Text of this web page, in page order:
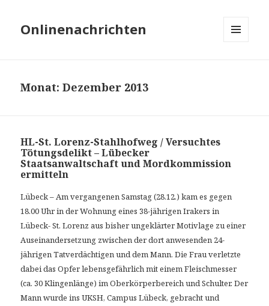
Onlinenachrichten
Monat: Dezember 2013
HL-St. Lorenz-Stahlhofweg / Versuchtes
Tötungsdelikt – Lübecker
Staatsanwaltschaft und Mordkommission
ermitteln
Lübeck – Am vergangenen Samstag (28.12.) kam es gegen
18.00Uhr in der Wohnung eines 38-jährigen Irakers in
Lübeck- St. Lorenzaus bisher ungeklärter Motivlage zu einer
Auseinandersetzung zwischender dort anwesenden 24-
jährigen Tatverdächtigen und dem Mann. DieFrau verletzte
dabei das Opfer lebensgefährlich mit einemFleischmesser
(ca. 30 Klingenlänge) im Oberkörperbereich undSchulter. Der
Mann wurde ins UKSH, Campus Lübeck, gebracht und